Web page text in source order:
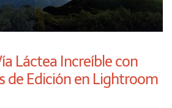
Láctea Increíble con
de Edición en Lightroom